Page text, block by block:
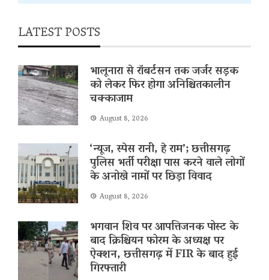
LATEST POSTS
भालूनारा से रॉबर्टसन तक जर्जर सड़क
को लेकर फिर होगा अनिश्चितकालीन
चक्काजाम
August 8, 2026
‘न्यूज, स्पेस रानी, ​​हे राम’; छत्तीसगढ़
पुलिस भर्ती परीक्षा पास करने वाले लोगों
के अनोखे नामों पर छिड़ा विवाद
August 8, 2026
भगवान शिव पर आपत्तिजनक पोस्ट के
बाद क्रिश्चियन फोरम के अध्यक्ष पर
ऐक्शन, छत्तीसगढ़ में FIR के बाद हुई
गिरफ्तारी